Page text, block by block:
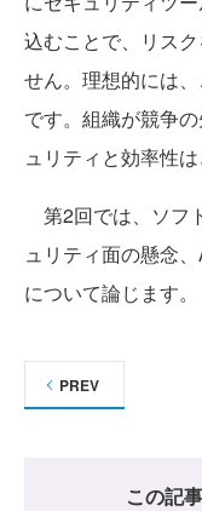
込むことで、リス
せん。理想的には
です。組織が競争
ュリティと効率性
第2回では、ソフ
ュリティ面の懸念
について論じます。
PREV
この記